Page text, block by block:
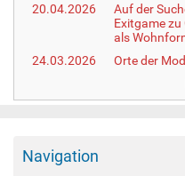
20.04.2026
Auf der
Exitgame zu
als
24.03.2026
Orte der
Navigation